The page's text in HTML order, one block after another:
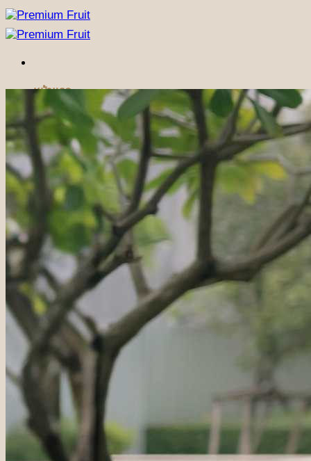
ข้าม
ไป
เนื้อหา
หน้าแรก
สินค้า
ชุดผลไม้ตามเทศกาล
ชุดเทศกาลปีใหม่
ชุดเทศกาลวันแห่งความรัก
ชุดเทศกาลวันตรุษจีน
ชุดกระเช้าผลไม้ฤดูร้อน
ชุดผลไม้เทศกาลวันแม่
(NEW)
ชุดเทศกาลสารทจีน (NEW)
ชุดเทศกาลไหว้พระจันทร์
ชุดเทศกาลเกษียณอายุ
ชุดเทศกาลองุ่น Ruby